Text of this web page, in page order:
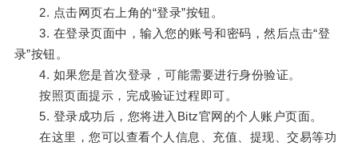
2. 点击网页右上角的“登录”按钮。
3. 在登录页面中，输入您的账号和密码，然后点击“登
录”按钮。
4. 如果您是首次登录，可能需要进行身份验证。
按照页面提示，完成验证过程即可。
5. 登录成功后，您将进入Bitz官网的个人账户页面。
在这里，您可以查看个人信息、充值、提现、交易等功